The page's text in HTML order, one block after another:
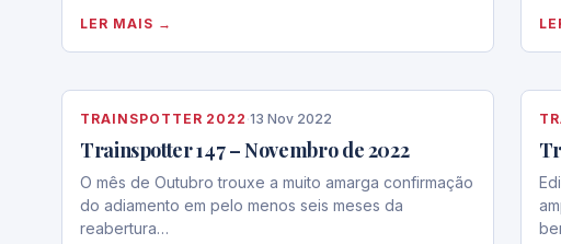
LER MAIS →
TRAINSPOTTER 2022 ·13 Nov 2022
Trainspotter 147 – Novembro de 2022
O mês de Outubro trouxe a muito amarga confirmação
do adiamento em pelo menos seis meses da
reabertura…